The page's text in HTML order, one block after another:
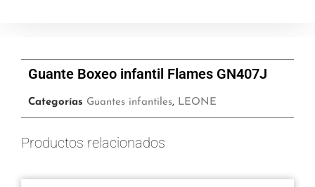
Guante Boxeo infantil Flames GN407J
Categorías Guantes infantiles, LEONE
Productos relacionados